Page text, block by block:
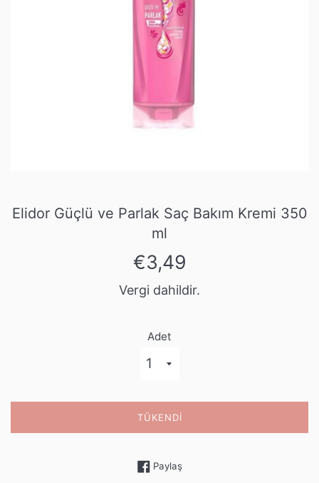
Elidor Güçlü ve Parlak Saç Bakım Kremi 350
ml
Normal
fiyat
€3,49
Vergi dahildir.
Adet
TÜKENDI
PaylaşFacebook'ta paylaş